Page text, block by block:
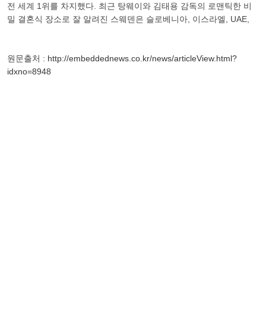
전 세계 1위를 차지했다. 최근 탕웨이와 김태용 감독의 로맨틱한 비
밀 결혼식 장소로 잘 알려진 스웨덴은 슬로베니아, 이스라엘, UAE,
원문출처 : http://embeddednews.co.kr/news/articleView.html?
idxno=8948